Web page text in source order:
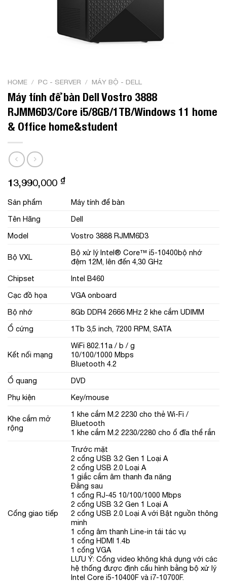
HOME / PC - SERVER / MÁY BỘ - DELL
Máy tính để bàn Dell Vostro 3888
RJMM6D3/Core i5/8GB/1TB/Windows 11 home
& Office home&student
13,990,000 ₫
Sản phẩm
Máy tính để bàn
Tên Hãng
Dell
Model
Vostro 3888 RJMM6D3
Bộ VXL
Bộ xử lý Intel® Core™ i5-10400bộ nhớ
đệm 12M, lên đến 4,30 GHz
Chipset
Intel B460
Cạc đồ họa
VGA onboard
Bộ nhớ
8Gb DDR4 2666 MHz 2 khe cắm UDIMM
Ổ cứng
1Tb 3,5 inch, 7200 RPM, SATA
Kết nối mạng
WiFi 802.11a / b / g
10/100/1000 Mbps
Bluetooth 4.2
Ổ quang
DVD
Phụ kiện
Key/mouse
Khe cắm mở
rộng
1 khe cắm M.2 2230 cho thẻ Wi-Fi /
Bluetooth
1 khe cắm M.2 2230/2280 cho ổ đĩa thể rắn
Cổng giao tiếp
Trước mặt
2 cổng USB 3.2 Gen 1 Loại A
2 cổng USB 2.0 Loại A
1 giắc cắm âm thanh đa năng
Đằng sau
1 cổng RJ-45 10/100/1000 Mbps
2 cổng USB 3.2 Gen 1 Loại A
2 cổng USB 2.0 Loại A với Bật nguồn thông
minh
1 cổng âm thanh Line-in tái tác vụ
1 cổng HDMI 1.4b
1 cổng VGA
LƯU Ý: Cổng video không khả dụng với các
hệ thống được định cấu hình bằng bộ xử lý
Intel Core i5-10400F và i7-10700F.